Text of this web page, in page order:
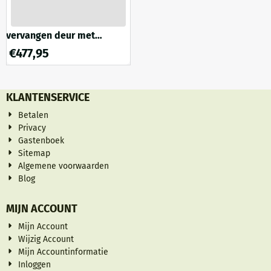
vervangen deur met
zijwand t/m b1200mm
€477,95
KLANTENSERVICE
Betalen
Privacy
Gastenboek
Sitemap
Algemene voorwaarden
Blog
MIJN ACCOUNT
Mijn Account
Wijzig Account
Mijn Accountinformatie
Inloggen